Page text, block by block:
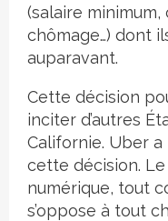
(salaire minimum,
chômage…) dont
auparavant.
Cette décision
inciter d’autres
Californie. Uber
cette décision. Le
numérique, tout
s’oppose à tout